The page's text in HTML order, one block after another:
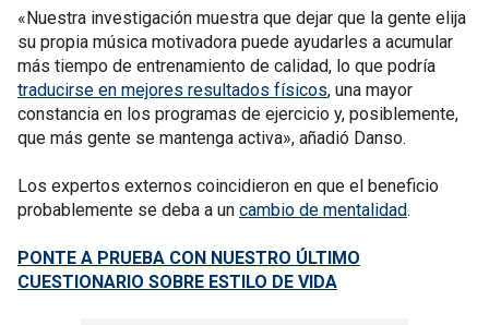
«Nuestra investigación muestra que dejar que la gente elija
su propia música motivadora puede ayudarles a acumular
más tiempo de entrenamiento de calidad, lo que podría
traducirse en mejores resultados físicos, una mayor
constancia en los programas de ejercicio y, posiblemente,
que más gente se mantenga activa», añadió Danso.
Los expertos externos coincidieron en que el beneficio
probablemente se deba a un cambio de mentalidad.
PONTE A PRUEBA CON NUESTRO ÚLTIMO
CUESTIONARIO SOBRE ESTILO DE VIDA